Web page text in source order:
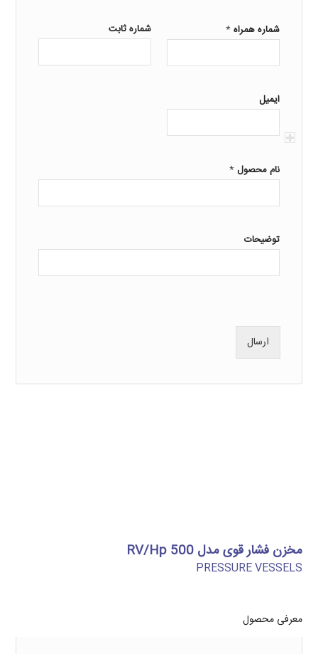
شماره همراه* شماره ثابت
ایمیل
نام محصول*
توضیحات
ارسال
مخزن فشار قوی مدل RV/Hp 500
PRESSURE VESSELS
معرفی محصول